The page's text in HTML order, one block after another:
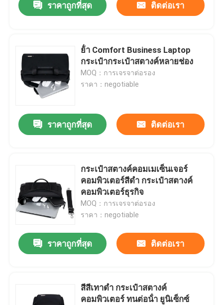
ราคาถูกที่สุด ติดต่อเรา
ย้ํา Comfort Business Laptop
กระเป๋ากระเป๋าสตางค์หลายช่อง
MOQ：การเจรจาต่อรอง
ราคา：negotiable
ราคาถูกที่สุด ติดต่อเรา
กระเป๋าสตางค์คอมเมเซ็นเจอร์
คอมพิวเตอร์สีดํา กระเป๋าสตางค์
คอมพิวเตอร์ธุรกิจ
MOQ：การเจรจาต่อรอง
ราคา：negotiable
ราคาถูกที่สุด ติดต่อเรา
สีสีเทาดํา กระเป๋าสตางค์
คอมพิวเตอร์ ทนต่อน้ํา ยูนิเซ็กซ์